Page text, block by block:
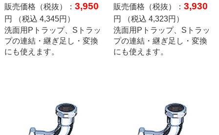
販売価格（税抜）： 3,950
円 （税込 4,345円）
洗面用Pトラップ、Sトラッ
プの連結・継ぎ足し・変換
にも使えます。
販売価格（税抜）：3,930
円 （税込4,323円）
洗面用Pトラップ、Sトラッ
プの連結・継ぎ足し・変換
にも使えます。